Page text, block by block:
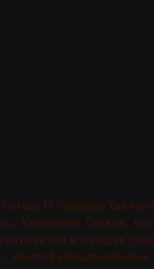
Cerasa IT catalogo Вы
Компания Cerasa,
в нуждах